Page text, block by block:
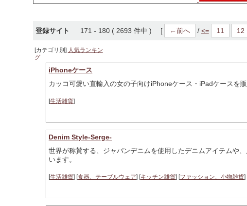
登録サイト 171 - 180 ( 2693 件中 ) [ ←前へ / <= 11 12
[カテゴリ別] 人気ランキン
グ
iPhoneケース
カッコ可愛い直輸入の女の子向けiPhoneケース・iPadケースを販
[生活雑貨]
Denim Style-Serge-
世界が称賛する、ジャパンデニムを使用したデニムアイテムや
います。
[生活雑貨] [食器、テーブルウェア] [キッチン雑貨] [ファッション、小物雑貨]